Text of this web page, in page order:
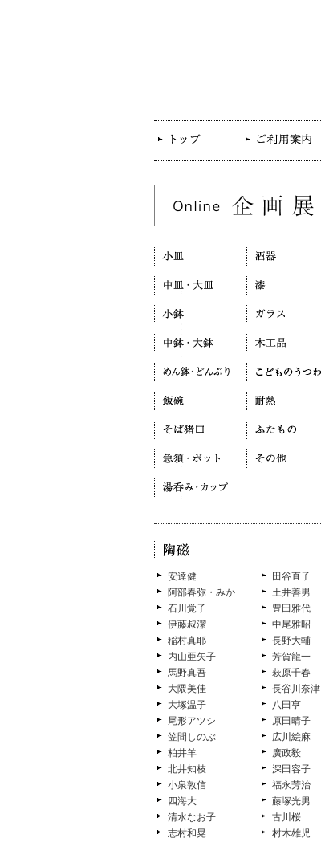
安達健
阿部春弥・みか
石川覚子
伊藤叔潔
稲村真耶
内山亜矢子
馬野真吾
大隈美佳
大塚温子
尾形アツシ
笠間しのぶ
柏井羊
北井知枝
小泉敦信
四海大
清水なお子
志村和晃
田谷直子
土井善男
豊田雅代
中尾雅昭
長野大輔
芳賀龍一
萩原千春
長谷川奈津
八田亨
原田晴子
広川絵麻
廣政毅
深田容子
福永芳治
藤塚光男
古川桜
村木雄児